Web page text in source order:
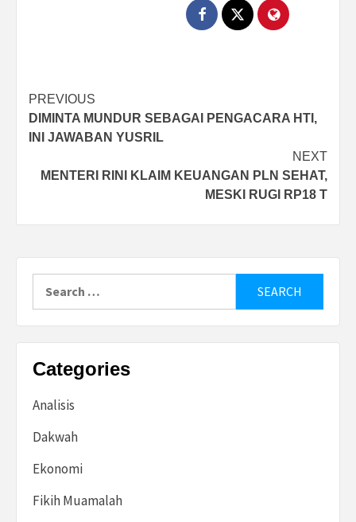
Post
navigation
PREVIOUS
DIMINTA MUNDUR SEBAGAI PENGACARA HTI,
INI JAWABAN YUSRIL
NEXT
MENTERI RINI KLAIM KEUANGAN PLN SEHAT,
MESKI RUGI RP18 T
for:
Categories
Analisis
Dakwah
Ekonomi
Fikih Muamalah